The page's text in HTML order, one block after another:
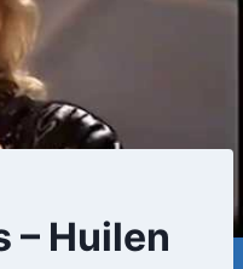
– Huilen